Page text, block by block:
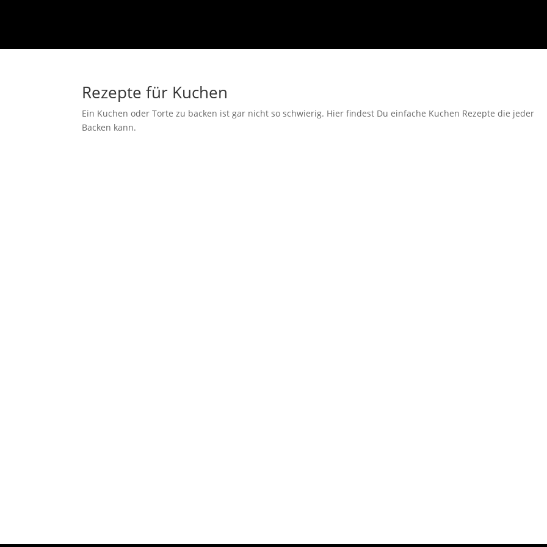
Rezepte für Kuchen
Ein Kuchen oder Torte zu backen ist gar nicht so schwierig. Hier findest Du einfache Kuchen Rezepte die jeder
Backen kann.